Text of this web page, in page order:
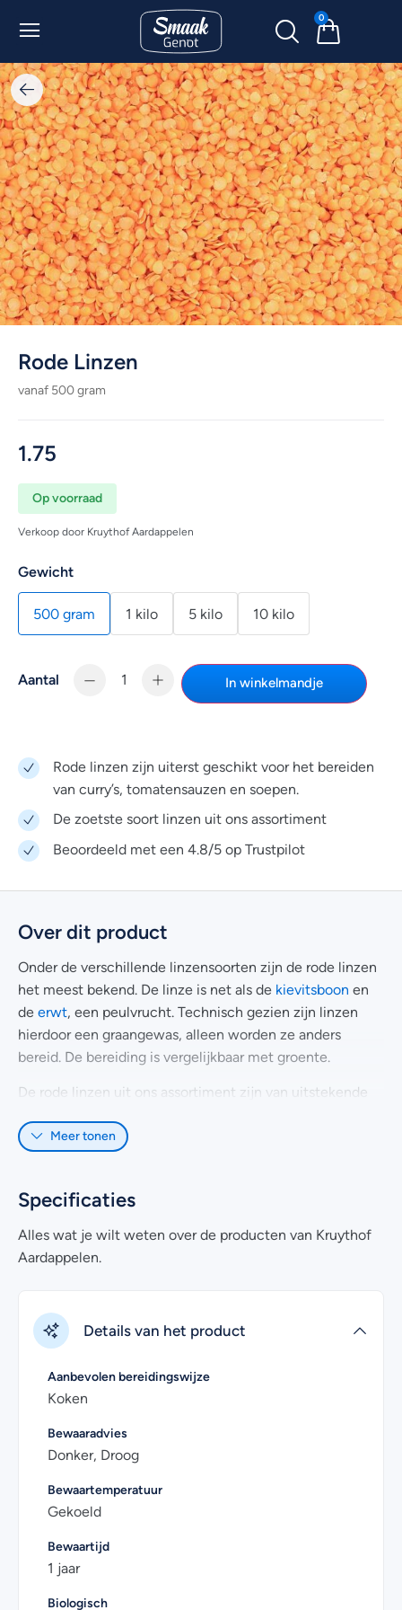
0
Rode Linzen
vanaf 500 gram
1.75
Op voorraad
Verkoop door Kruythof Aardappelen
Gewicht
500 gram 1 kilo 5 kilo 10 kilo
Aantal In winkelmandje
Rode linzen zijn uiterst geschikt voor het bereiden
van curry’s, tomatensauzen en soepen.
De zoetste soort linzen uit ons assortiment
Beoordeeld met een 4.8/5 op Trustpilot
Over dit product
Onder de verschillende linzensoorten zijn de rode linzen
het meest bekend. De linze is net als de kievitsboon en
de erwt , een peulvrucht. Technisch gezien zijn linzen
hierdoor een graangewas, alleen worden ze anders
bereid. De bereiding is vergelijkbaar met groente.
De rode linzen uit ons assortiment zijn van uitstekende
linzen zoeter en hebben meer een nootachtige
namelijk rijk aan ijzer, eiwitten en vitamine-B.
Meer tonen
Specificaties
Alles wat je wilt weten over de producten van Kruythof
Aardappelen.
Details van het product
Aanbevolen bereidingswijze
Koken
Bewaaradvies
Donker, Droog
Bewaartemperatuur
Gekoeld
Bewaartijd
1 jaar
Biologisch